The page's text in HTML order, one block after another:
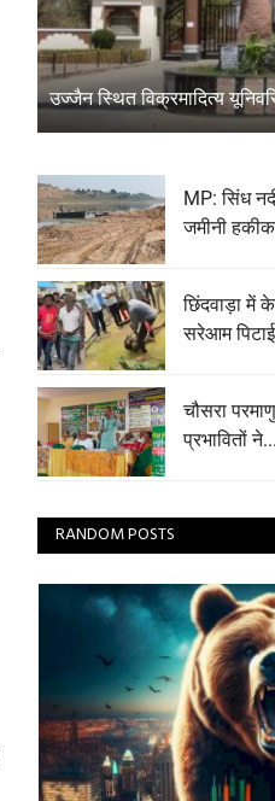
उज्जैन स्थित विक्रमादित्य
MP: सिंध
जमीनी
छिंदवाड़ा में
सरेआम
चौसरा
प्रभावितों ने...
RANDOM POSTS